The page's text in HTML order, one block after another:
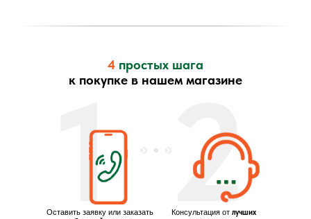
1 2
Оставить заявку или заказать Консультация от лучших
4 простых шага
к покупке в нашем магазине